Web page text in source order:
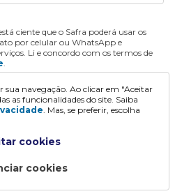
ciente que o Safra poderá usar os
por celular ou WhatsApp e
Li e concordo com os termos de
.
sua navegação. Ao clicar em "Aceitar
as funcionalidades do site. Saiba
. Mas, se preferir, escolha
cookies
cookies